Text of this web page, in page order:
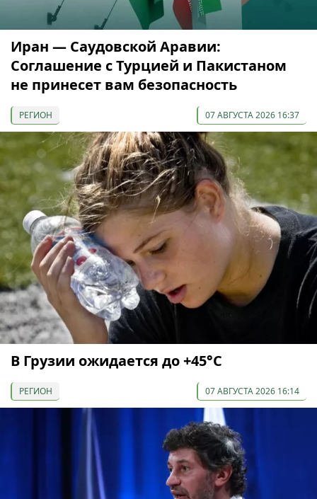
Иран — Саудовской Аравии:
Соглашение с Турцией и Пакистаном
не принесет вам безопасность
РЕГИОН 07 АВГУСТА 2026 16:37
В Грузии ожидается до +45°С
РЕГИОН 07 АВГУСТА 2026 16:14